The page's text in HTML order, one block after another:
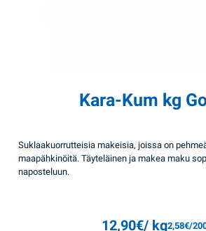
Kara-Kum kg
Suklaakuorrutteisia makeisia, joissa on
maapähkinöitä. Täyteläinen ja makea maku
naposteluun.
12,90€/ kg2,58€/